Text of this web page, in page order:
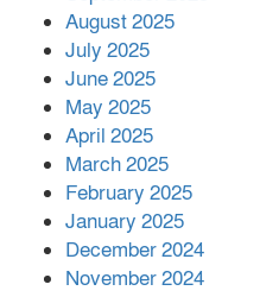
August 2025
July 2025
June 2025
May 2025
April 2025
March 2025
February 2025
January 2025
December 2024
November 2024